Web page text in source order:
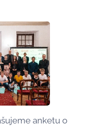
anketu o